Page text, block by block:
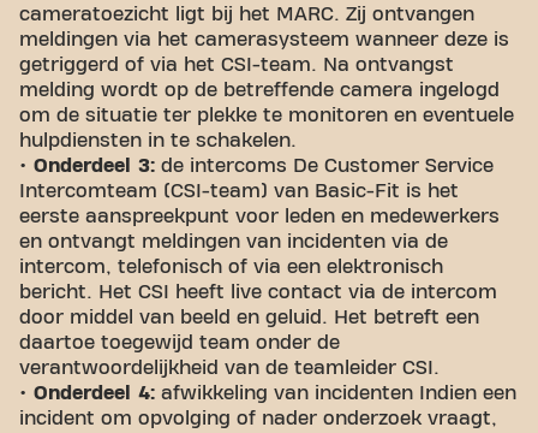
cameratoezicht ligt bij het MARC. Zij ontvangen
meldingen via het camerasysteem wanneer deze is
getriggerd of via het CSI-team. Na ontvangst
melding wordt op de betreffende camera ingelogd
om de situatie ter plekke te monitoren en eventuele
hulpdiensten in te schakelen.
• Onderdeel 3: de intercoms De Customer Service
Intercomteam (CSI-team) van Basic-Fit is het
eerste aanspreekpunt voor leden en medewerkers
en ontvangt meldingen van incidenten via de
intercom, telefonisch of via een elektronisch
bericht. Het CSI heeft live contact via de intercom
door middel van beeld en geluid. Het betreft een
daartoe toegewijd team onder de
verantwoordelijkheid van de teamleider CSI.
• Onderdeel 4: afwikkeling van incidenten Indien een
incident om opvolging of nader onderzoek vraagt,